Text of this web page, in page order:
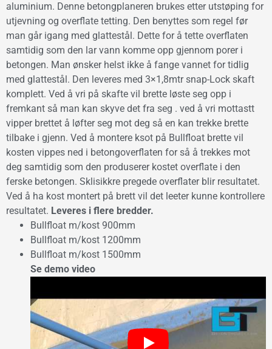
aluminium. Denne betongplaneren brukes etter utstøping for
utjevning og overflate tetting. Den benyttes som regel før
man går igang med glattestål. Dette for å tette overflaten
samtidig som den lar vann komme opp gjennom porer i
betongen. Man ønsker helst ikke å fange vannet for tidlig
med glattestål. Den leveres med 3×1,8mtr snap-Lock skaft
komplett. Ved å vri på skafte vil brette løste seg opp i
fremkant så man kan skyve det fra seg . ved å vri mottastt
vipper brettet å løfter seg mot deg så en kan trekke brette
tilbake i gjenn. Ved å montere ksot på Bullfloat brette vil
kosten vippes ned i betongoverflaten for så å trekkes mot
deg samtidig som den produserer kostet overflate i den
ferske betongen. Sklisikkre pregede overflater blir resultatet.
Ved å ha kost montert på brett vil det leeter kunne kontrollere
resultatet. Leveres i flere bredder.
Bullfloat m/kost 900mm
Bullfloat m/kost 1200mm
Bullfloat m/kost 1500mm
Se demo video